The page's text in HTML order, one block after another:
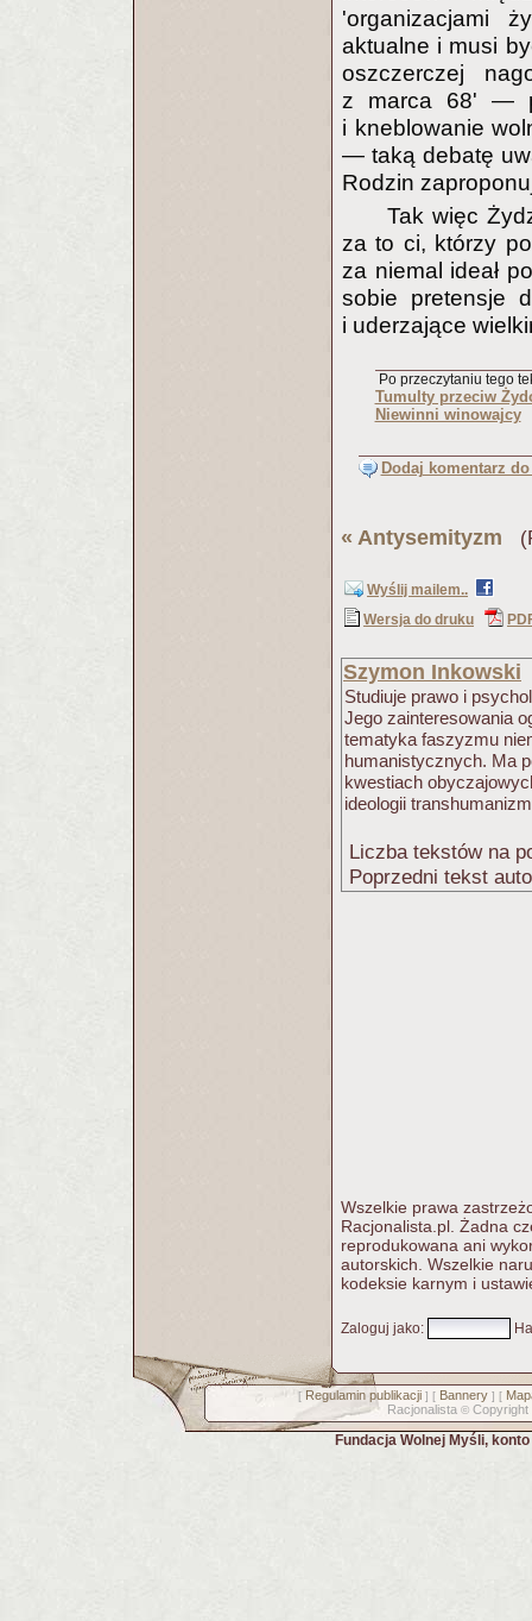
'organizacjami
aktualne i musi
oszczerczej
z marca 68' —
i kneblowanie
— taką debatę
Rodzin
Tak więc
za to ci, którzy
za niemal ideał
sobie pretensje
i uderzające
Po przeczytaniu tego
Tumulty przeciw
Niewinni winowajcy
Dodaj komentarz
« Antysemityzm
Wyślij mailem..
Wersja do druku
Szymon Inkowski
Studiuje prawo i
Jego zainteresowania
tematyka faszyzmu
humanistycznych. Ma
kwestiach
ideologii
Liczba tekstów na
Poprzedni tekst
Wszelkie prawa
Racjonalista.pl. Żadna
reprodukowana ani
autorskich. Wszelkie
kodeksie karnym i
Zaloguj jako:
[ Regulamin publikacji] [ Bannery] [
Racjonalista © Copyright
Fundacja Wolnej Myśli,